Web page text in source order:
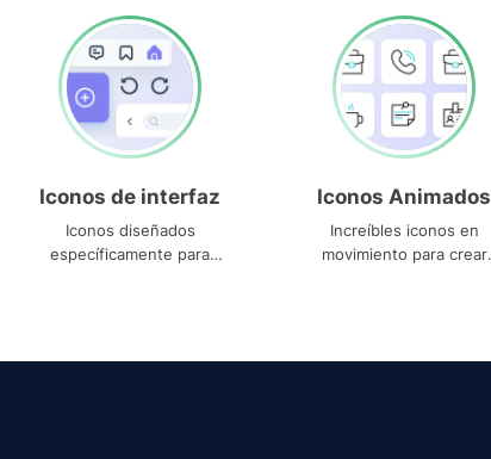
Iconos de interfaz
Iconos diseñados
específicamente para
Iconos Animados
Increíbles iconos en
movimiento para crear